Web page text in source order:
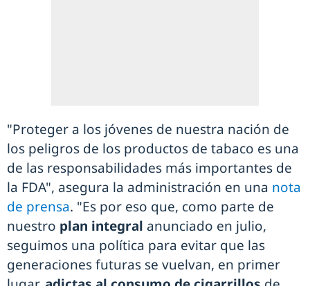
"Proteger a los jóvenes de nuestra nación de
los peligros de los productos de tabaco es una
de las responsabilidades más importantes de
la FDA", asegura la administración en una nota
de prensa. "Es por eso que, como parte de
nuestro plan integral anunciado en julio,
seguimos una política para evitar que las
generaciones futuras se vuelvan, en primer